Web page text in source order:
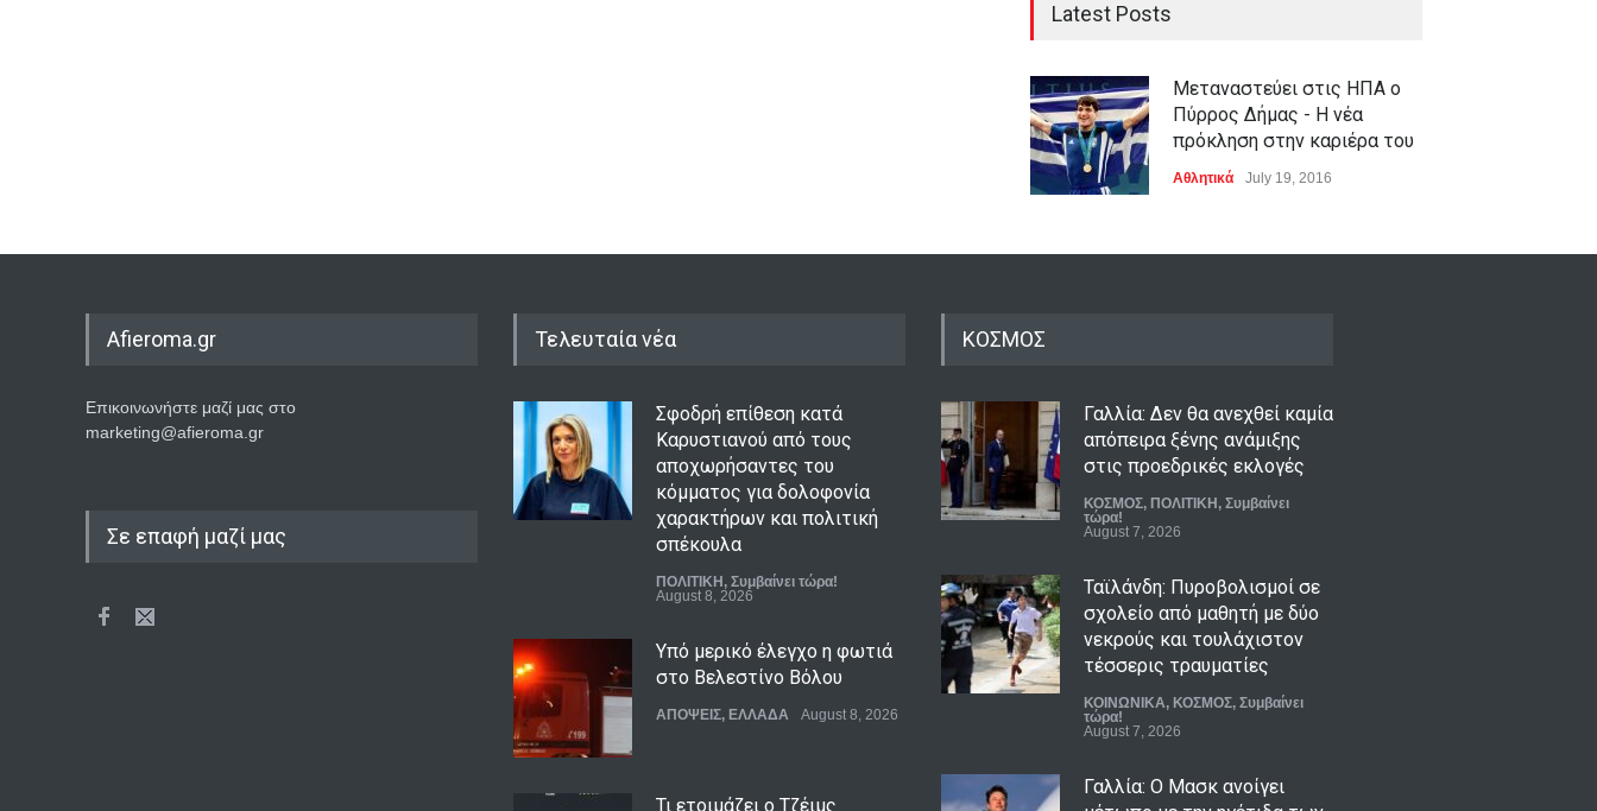
Latest Posts
Μεταναστεύει στις ΗΠΑ ο
Πύρρος Δήμας - Η νέα
πρόκληση στην καριέρα του
Αθλητικά July 19, 2016
Afieroma.gr
Επικοινωνήστε μαζί μας στο
marketing@afieroma.gr
Σε επαφή μαζί μας
Τελευταία νέα
Σφοδρή επίθεση κατά
Καρυστιανού από τους
αποχωρήσαντες του
κόμματος για δολοφονία
χαρακτήρων και πολιτική
σπέκουλα
ΠΟΛΙΤΙΚΗ , Συμβαίνει τώρα!
August 8, 2026
Υπό μερικό έλεγχο η φωτιά
στο Βελεστίνο Βόλου
ΑΠΟΨΕΙΣ, ΕΛΛΑΔΑ August 8, 2026
Τι ετοιμάζει ο Τζέιμς
ΚΟΣΜΟΣ
Γαλλία: Δεν θα ανεχθεί καμία
απόπειρα ξένης ανάμιξης
στις προεδρικές εκλογές
ΚΟΣΜΟΣ, ΠΟΛΙΤΙΚΗ , Συμβαίνει
τώρα!
August 7, 2026
Ταϊλάνδη: Πυροβολισμοί σε
σχολείο από μαθητή με δύο
νεκρούς και τουλάχιστον
τέσσερις τραυματίες
ΚΟΙΝΩΝΙΚΑ, ΚΟΣΜΟΣ, Συμβαίνει
τώρα!
August 7, 2026
Γαλλία: Ο Μασκ ανοίγει